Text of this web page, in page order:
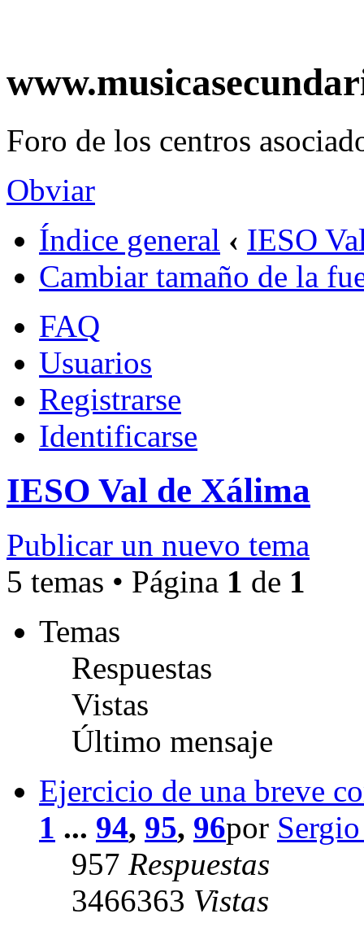
Foro de los centros
Obviar
Índice general ‹ IESO
Cambiar tamaño de la
FAQ
Usuarios
Registrarse
Identificarse
IESO Val de Xálima
Publicar un nuevo tema
5 temas • Página 1 de 1
Temas
Respuestas
Vistas
Último mensaje
Ejercicio de una breve
1 ... 94, 95, 96por
957 Respuestas
3466363 Vistas